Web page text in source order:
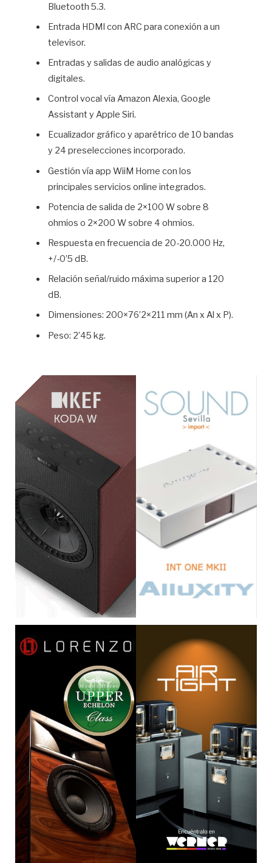
Bluetooth 5.3.
Entrada HDMI con ARC para conexión a un
televisor.
Entradas y salidas de audio analógicas y
digitales.
Control vocal vía Amazon Alexia, Google
Assistant y Apple Siri.
Ecualizador gráfico y aparétrico de 10 bandas
y 24 preselecciones incorporado.
Gestión vía app WiiM Home con los
principales servicios online integrados.
Potencia de salida de 2×100 W sobre 8
ohmios o 2×200 W sobre 4 ohmios.
Respuesta en frecuencia de 20-20.000 Hz,
+/-0’5 dB.
Relación señal/ruido máxima superior a 120
dB.
Dimensiones: 200×76’2×211 mm (An x Al x P).
Peso: 2’45 kg.